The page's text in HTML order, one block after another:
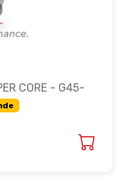
CORE - G45-